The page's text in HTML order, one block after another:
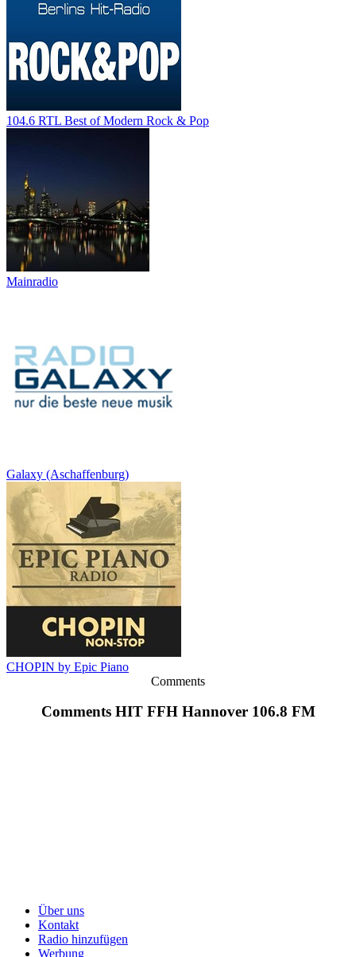
104.6 RTL Best of Modern Rock & Pop
Mainradio
Galaxy (Aschaffenburg)
CHOPIN by Epic Piano
Comments
Comments HIT FFH Hannover 106.8 FM
Über uns
Kontakt
Radio hinzufügen
Werbung